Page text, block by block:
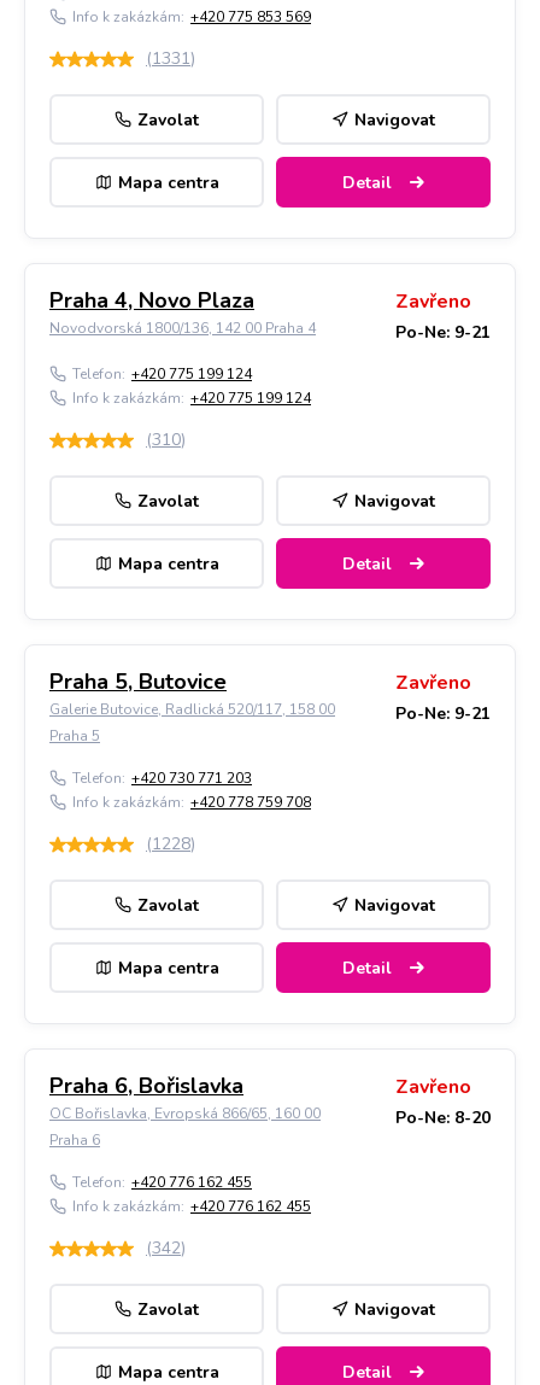
Info k zakázkám: +420 775 853 569
(1331)
Zavolat Navigovat
Mapa centra Detail
Praha 4, Novo Plaza
Novodvorská 1800/136, 142 00 Praha 4
Zavřeno
Po-Ne: 9-21
Telefon: +420 775 199 124
Info k zakázkám: +420 775 199 124
(310)
Zavolat Navigovat
Mapa centra Detail
Praha 5, Butovice
Galerie Butovice, Radlická 520/117, 158 00
Praha 5
Zavřeno
Po-Ne: 9-21
Telefon: +420 730 771 203
Info k zakázkám: +420 778 759 708
(1228)
Zavolat Navigovat
Mapa centra Detail
Praha 6, Bořislavka
OC Bořislavka, Evropská 866/65, 160 00
Praha 6
Zavřeno
Po-Ne: 8-20
Telefon: +420 776 162 455
Info k zakázkám: +420 776 162 455
(342)
Zavolat Navigovat
Mapa centra Detail